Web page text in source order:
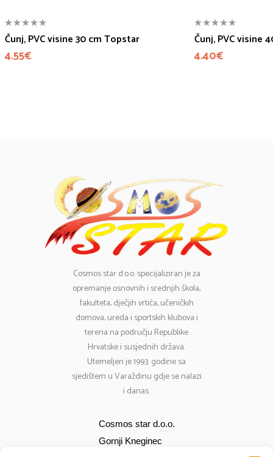
Čunj, PVC visine 30 cm Topstar
4.55€
Čunj, PVC visine
4.40€
Cosmosstar d.o.o. specijaliziran je za
opremanje osnovnih i srednjih škola,
fakulteta, dječjih vrtića, učeničkih
domova, ureda i sportskih klubova i
terena na području Republike
Hrvatske i susjednih država.
Utemeljen je 1993. godine sa
sjedištem u Varaždinu gdje se nalazi
i danas.
Cosmos star d.o.o.
Gornji Kneginec